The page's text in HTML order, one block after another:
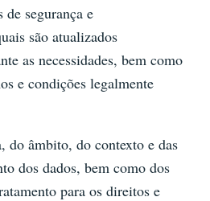
segurança e
são atualizados
as necessidades, bem como
e condições legalmente
do âmbito, do contexto e das
dos dados, bem como dos
para os direitos e